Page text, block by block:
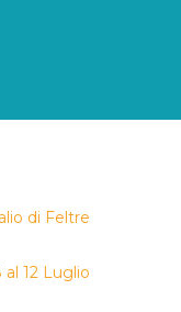
di Feltre
al 12 Luglio